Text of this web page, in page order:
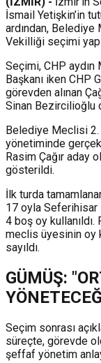
İsmail Yetişkin’in
ardından,
Vekilliği seçimi
Seçimi, CHP
Başkanı iken CHP
görevden alınan
Sinan Bezircilioğlu
Belediye Meclisi 2.
yönetiminde
Rasim Çağır aday
gösterildi.
İlk turda
17 oyla
4 boş oy
meclis üyesinin oy
sayıldı.
GÜMÜŞ:
Seçim sonrası
süreçte, görevde
şeffaf yönetim